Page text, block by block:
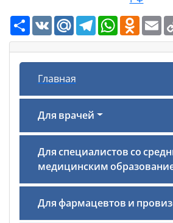
Ресурс
VK Mail.RuTelegramWhatsApp
Главная
Для врачей
Для специалистов со
медицинским
Для фармацевтов и